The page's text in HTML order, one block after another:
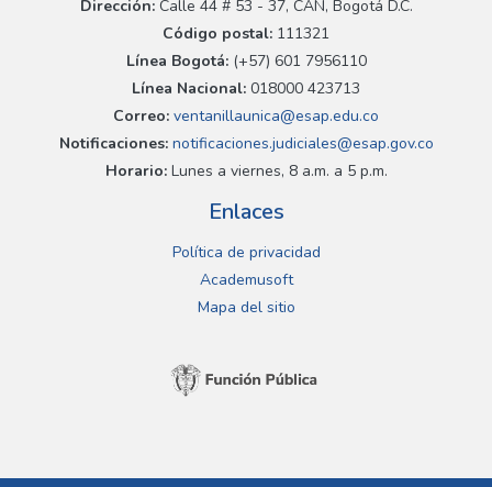
Dirección:Calle 44 # 53 - 37, CAN, Bogotá D.C.
Código postal: 111321
Línea Bogotá:(+57) 601 7956110
Línea Nacional: 018000 423713
Correo: ventanillaunica@esap.edu.co
Notificaciones:notificaciones.judiciales@esap.gov.co
Horario:Lunes a viernes, 8 a.m. a 5 p.m.
Enlaces
Política de privacidad
Academusoft
Mapa del sitio